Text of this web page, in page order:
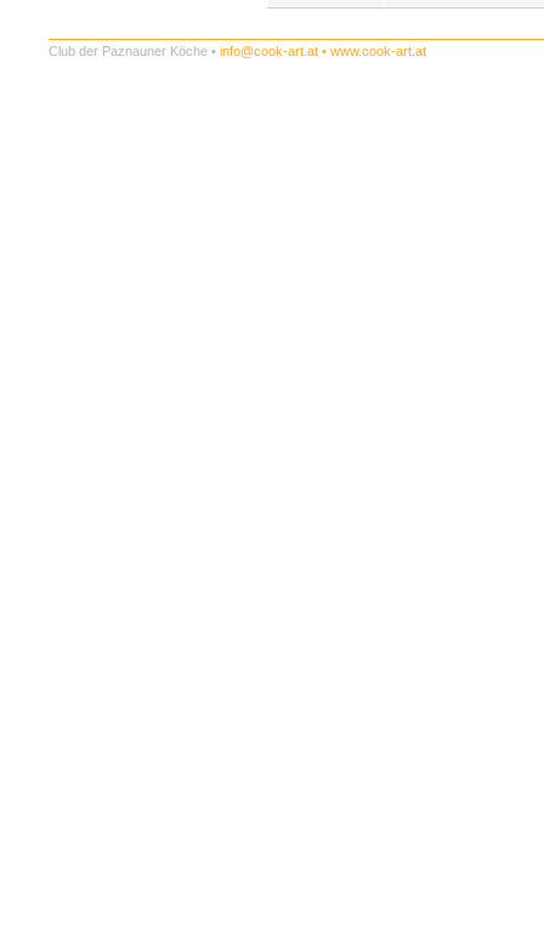
Club der Paznauner Köche • info@cook-art.at • www.cook-art.at